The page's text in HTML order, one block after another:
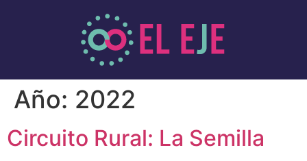
Año: 2022
Circuito Rural: La Semilla